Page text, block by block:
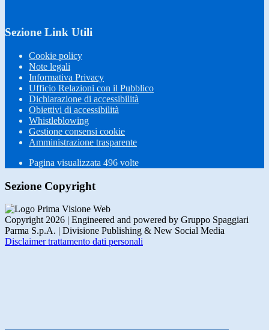
Sezione Link Utili
Cookie policy
Note legali
Informativa Privacy
Ufficio Relazioni con il Pubblico
Dichiarazione di accessibilità
Obiettivi di accessibilità
Whistleblowing
Gestione consensi cookie
Amministrazione trasparente
Pagina visualizzata 496 volte
Sezione Copyright
Copyright 2026 | Engineered and powered by Gruppo Spaggiari
Parma S.p.A. | Divisione Publishing & New Social Media
Disclaimer trattamento dati personali